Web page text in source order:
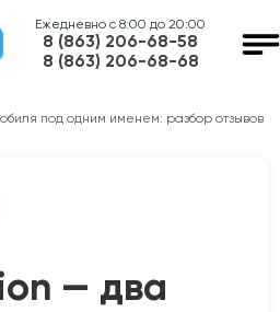
Ежедневно с 8:00 до 20:00
8 (863) 206-68-58
8 (863) 206-68-68
под одним именем: разбор отзывов
— два